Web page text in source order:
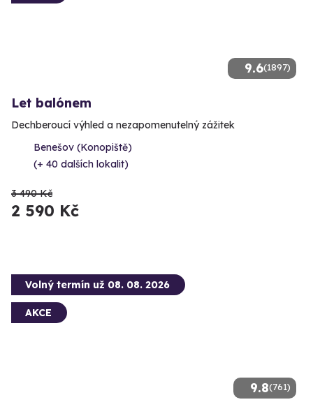
9.6(1897)
Let balónem
Dechberoucí výhled a nezapomenutelný zážitek
Benešov (Konopiště)
(+ 40 dalších lokalit)
3 490 Kč
2 590 Kč
9.8(761)
Volný termín už 08. 08. 2026
AKCE